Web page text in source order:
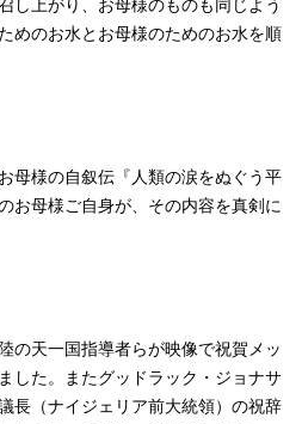
し上がり、お母様のものも同じよう
めのお水とお母様のためのお水を順
母様の自叙伝『人類の涙をぬぐう平
お母様ご自身が、その内容を真剣に
の天一国指導者らが映像で祝賀メッ
した。またグッドラック・ジョナサ
長（ナイジェリア前大統領）の祝辞